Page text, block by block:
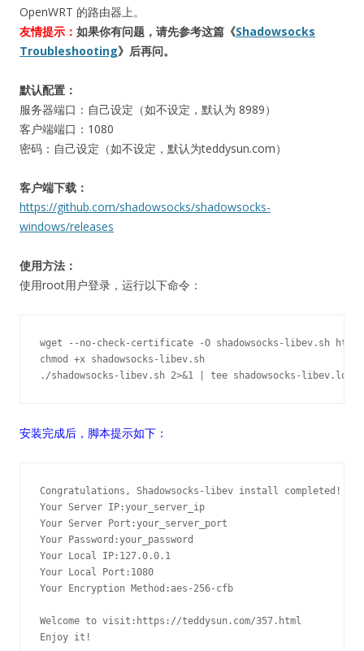
OpenWRT 的路由器上。
友情提示： 如果你有问题，请先参考这篇《Shadowsocks
Troubleshooting》后再问。
默认配置：
服务器端口：自己设定（如不设定，默认为 8989）
客户端端口：1080
密码：自己设定（如不设定，默认为teddysun.com）
客户端下载：
https://github.com/shadowsocks/shadowsocks-
windows/releases
使用方法：
使用root用户登录，运行以下命令：
wget --no-check-certificate -O shadowsocks-libev.sh
chmod +x shadowsocks-libev.sh
./shadowsocks-libev.sh 2>&1 | tee shadowsocks-libev.log
安装完成后，脚本提示如下：
Congratulations, Shadowsocks-libev install completed!
Your Server IP:your_server_ip
Your Server Port:your_server_port
Your Password:your_password
Your Local IP:127.0.0.1
Your Local Port:1080
Your Encryption Method:aes-256-cfb
Welcome to visit:https://teddysun.com/357.html
Enjoy it!